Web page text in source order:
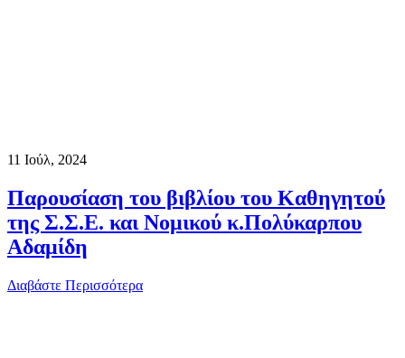
11 Ιούλ, 2024
Παρουσίαση του βιβλίου του Καθηγητού
της Σ.Σ.Ε. και Νομικού κ.Πολύκαρπου
Αδαμίδη
Διαβάστε Περισσότερα